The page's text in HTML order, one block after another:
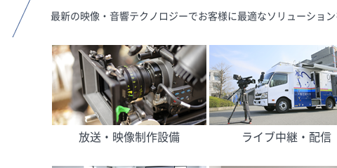
最新の映像・音響テクノロジーでお客様に最適なソリューション
放送・映像制作設備 ライブ中継・配信